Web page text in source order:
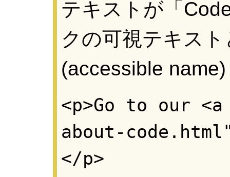
テキストが「
クの可視テキス
(accessible
<p>Go to our
about-
</p>